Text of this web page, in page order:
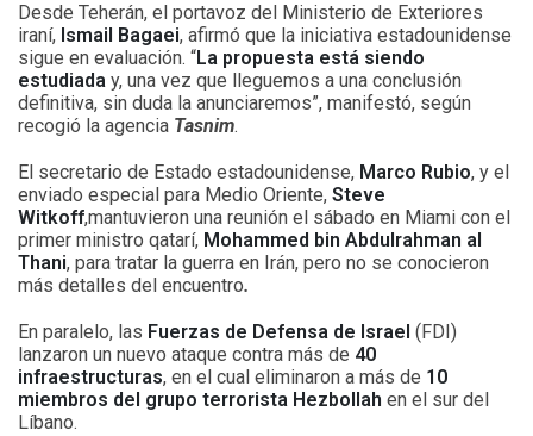
Desde Teherán, el portavoz del Ministerio de Exteriores
iraní, Ismail Bagaei, afirmó que la iniciativa estadounidense
sigue en evaluación. “La propuesta está siendo
estudiada y, una vez que lleguemos a una conclusión
definitiva, sin duda la anunciaremos”, manifestó, según
recogió la agencia Tasnim.
El secretario de Estado estadounidense, Marco Rubio, y el
enviado especial para Medio Oriente, Steve
Witkoff,mantuvieron una reunión el sábado en Miami con el
primer ministro qatarí, Mohammed bin Abdulrahman al
Thani, para tratar la guerra en Irán, pero no se conocieron
más detalles del encuentro.
En paralelo, las Fuerzas de Defensa de Israel (FDI)
lanzaron un nuevo ataque contra más de 40
infraestructuras, en el cual eliminaron a más de 10
miembros del grupo terrorista Hezbollah en el sur del
Líbano.